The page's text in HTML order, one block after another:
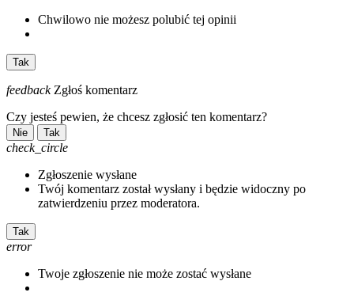
Chwilowo nie możesz polubić tej opinii
Tak
feedback Zgłoś komentarz
Czy jesteś pewien, że chcesz zgłosić ten komentarz?
Nie Tak
check_circle
Zgłoszenie wysłane
Twój komentarz został wysłany i będzie widoczny po
zatwierdzeniu przez moderatora.
Tak
error
Twoje zgłoszenie nie może zostać wysłane